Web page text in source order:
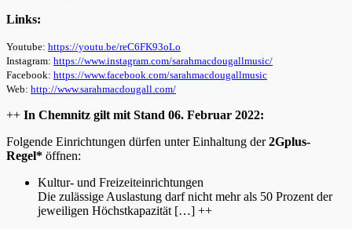
Links:
Youtube: https://youtu.be/reC6FK93oLo
Instagram: https://www.instagram.com/sarahmacdougallmusic/
Facebook: https://www.facebook.com/sarahmacdougallmusic
Web: http://www.sarahmacdougall.com/
++ In Chemnitz gilt mit Stand 06. Februar 2022:
Folgende Einrichtungen dürfen unter Einhaltung der2Gplus-
Regel* öffnen:
Kultur- und Freizeiteinrichtungen
Die zulässige Auslastung darf nicht mehr als 50 Prozent der
jeweiligen Höchstkapazität […] ++